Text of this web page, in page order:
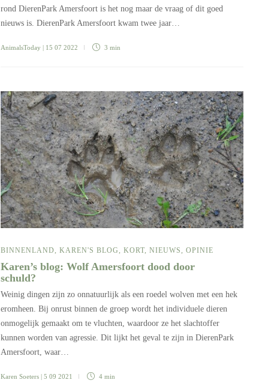
rond DierenPark Amersfoort is het nog maar de vraag of dit goed
nieuws is. DierenPark Amersfoort kwam twee jaar…
AnimalsToday | 15 07 2022 3 min
BINNENLAND KAREN'S BLOG KORT NIEUWS OPINIE
Karen’s blog: Wolf Amersfoort dood door
schuld?
Weinig dingen zijn zo onnatuurlijk als een roedel wolven met een hek
eromheen. Bij onrust binnen de groep wordt het individuele dieren
onmogelijk gemaakt om te vluchten, waardoor ze het slachtoffer
kunnen worden van agressie. Dit lijkt het geval te zijn in DierenPark
Amersfoort, waar…
Karen Soeters | 5 09 2021 4 min